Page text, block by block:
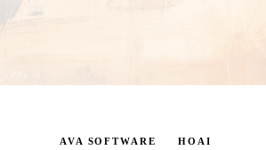
AVA SOFTWARE
HOAI